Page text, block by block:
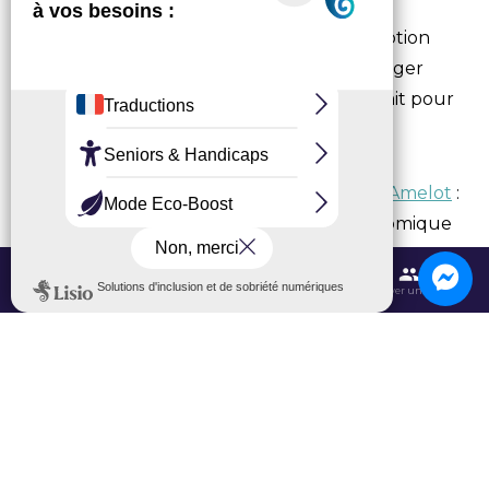
Contactez-nous Itinéraires et transports Aéroport CDG Trouver une salle
: Option
économique et fonctionnelle pour voyager
léger près de l’aéroport Paris CDG, parfait pour
Première Classe Roissy CDG – Le Mesnil Amelot :
Hôtel 2 étoiles simple, pratique et économique
pour une nuit près de l’aéroport Paris CDG
Novotel Suites Paris CDG Airport Villepinte: